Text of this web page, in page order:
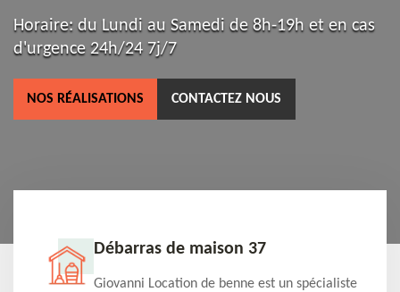
Horaire: du Lundi au Samedi de 8h-19h et en cas
d'urgence 24h/24 7j/7
NOS RÉALISATIONS CONTACTEZ NOUS
Débarras de maison 37
Giovanni Location de benne est un spécialiste